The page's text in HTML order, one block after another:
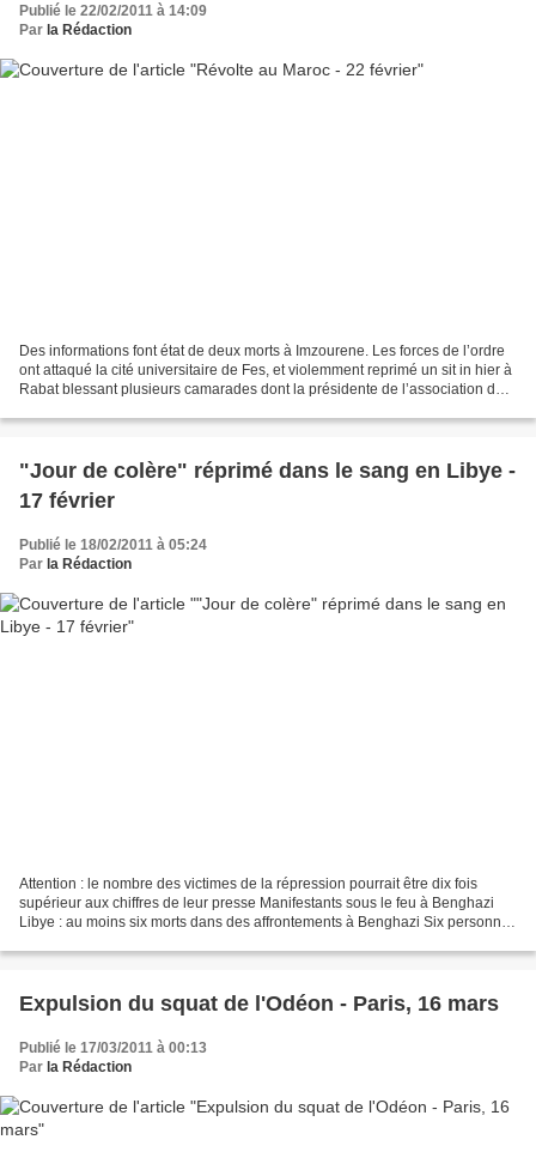
Publié le 22/02/2011 à 14:09
Par la Rédaction
Des informations font état de deux morts à Imzourene. Les forces de l’ordre
ont attaqué la cité universitaire de Fes, et violemment reprimé un sit in hier à
Rabat blessant plusieurs camarades dont la présidente de l’association des
"Jour de colère" réprimé dans le sang en Libye -
17 février
Publié le 18/02/2011 à 05:24
Par la Rédaction
Attention : le nombre des victimes de la répression pourrait être dix fois
supérieur aux chiffres de leur presse Manifestants sous le feu à Benghazi
Libye : au moins six morts dans des affrontements à Benghazi Six personnes
Expulsion du squat de l'Odéon - Paris, 16 mars
Publié le 17/03/2011 à 00:13
Par la Rédaction